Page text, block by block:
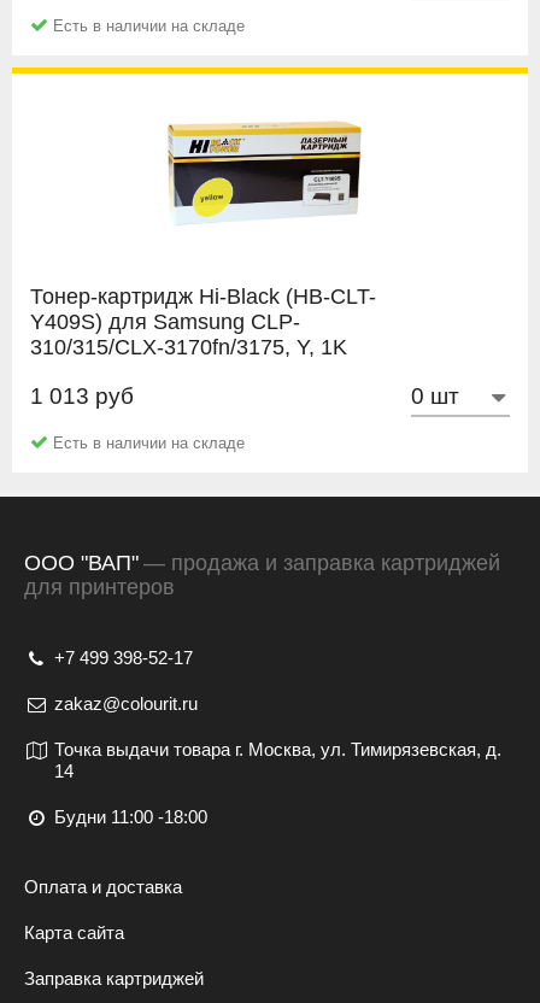
Есть в наличии на складе
Тонер-картридж Hi-Black (HB-CLT-
Y409S) для Samsung CLP-
310/315/CLX-3170fn/3175, Y, 1K
Hi-Black
1 013 руб
Есть в наличии на складе
ООО "ВАП" — продажа и заправка картриджей
для принтеров
+7 499 398-52-17
zakaz@colourit.ru
Точка выдачи товара г. Москва, ул. Тимирязевская, д.
14
Будни 11:00 -18:00
Оплата и доставка
Карта сайта
Заправка картриджей